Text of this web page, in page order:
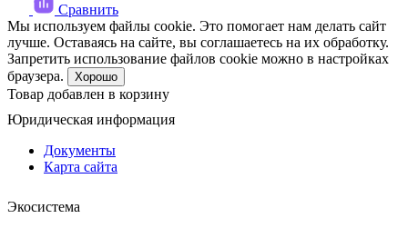
Сравнить
Мы используем файлы cookie. Это помогает нам делать сайт
лучше. Оставаясь на сайте, вы соглашаетесь на их обработку.
Запретить использование файлов cookie можно в настройках
браузера.
Хорошо
Товар добавлен в корзину
Юридическая информация
Документы
Карта сайта
Экосистема